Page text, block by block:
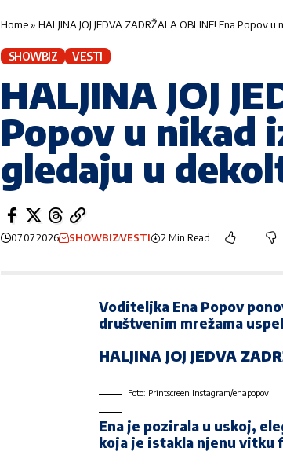
Home» HALJINA JOJ JEDVA ZADRŽALA OBLINE! Ena
SHOWBIZ VESTI
HALJINA JOJ
Popov u nikad
gledaju u
07.07.2026 SHOWBIZVESTI 2 Min Read
Voditeljka Ena Popov
društvenim mrežama
HALJINA JOJ JEDVA
Foto: Printscreen Instagram/enapopov
Ena je pozirala u uskoj,
koja je istakla njenu vitku